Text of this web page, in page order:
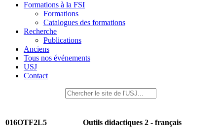
Formations à la FSI
Formations
Catalogues des formations
Recherche
Publications
Anciens
Tous nos événements
USJ
Contact
016OTF2L5 Outils didactiques 2 - français